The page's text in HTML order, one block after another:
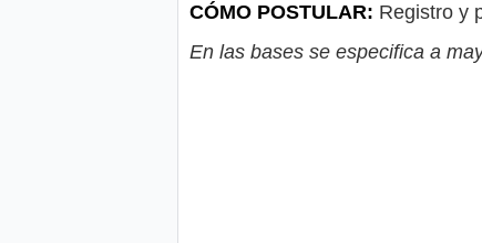
CÓMO POSTULAR: Registro y
En las bases se especifica a